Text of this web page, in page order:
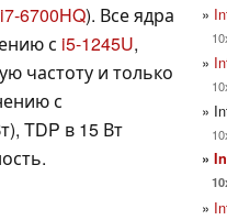
6700HQ). Все ядра
с i5-1245U,
частоту и только
с
TDP в 15 Вт
»
»
»
»
»